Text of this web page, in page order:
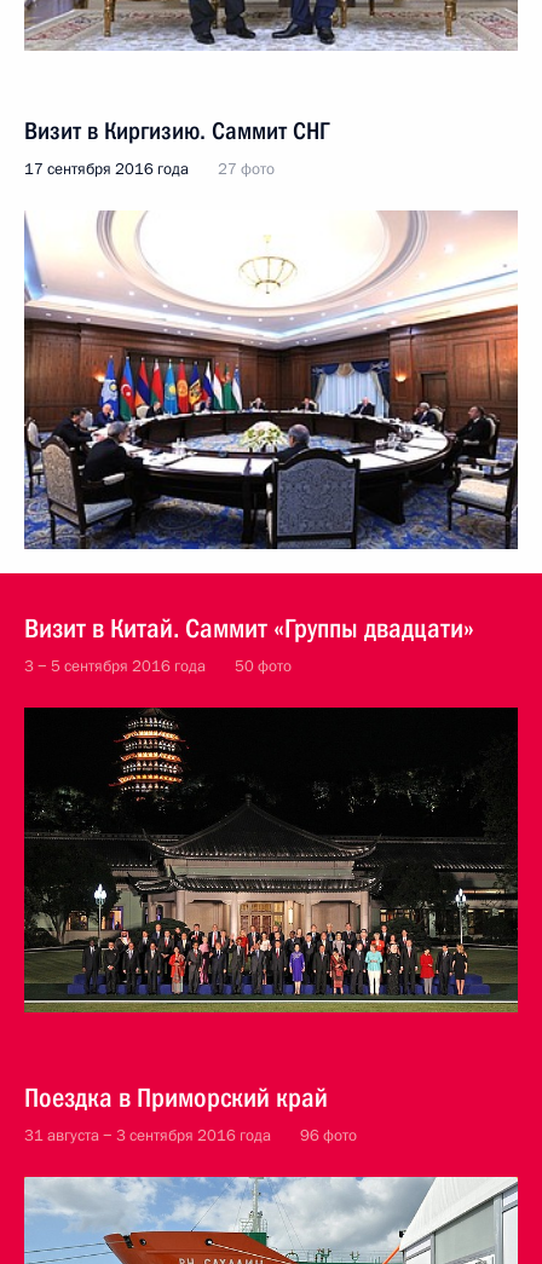
Визит в Киргизию. Саммит СНГ
17 сентября 2016 года 27 фото
Визит в Китай. Саммит «Группы двадцати»
3 − 5 сентября 2016 года 50 фото
Поездка в Приморский край
31 августа − 3 сентября 2016 года 96 фото